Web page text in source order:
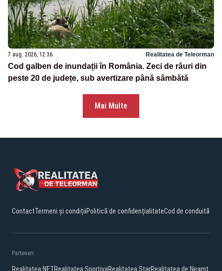
7 aug. 2026, 12:36 Realitatea de Teleorman
Cod galben de inundații în România. Zeci de râuri din
peste 20 de județe, sub avertizare până sâmbătă
Mai Multe
ContactTermeni și condițiiPolitică de confidențialitateCod de conduită
Parteneri:
Realitatea.NETRealitatea SportivaRealitatea StarRealitatea de Neamt